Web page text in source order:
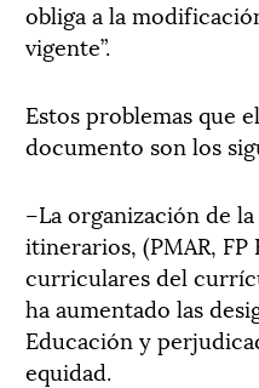
obliga a la
vigente”.
Estos problemas que
documento son los
–La organización de
itinerarios, (PMAR, FP
curriculares del
ha aumentado las
Educación y
equidad.